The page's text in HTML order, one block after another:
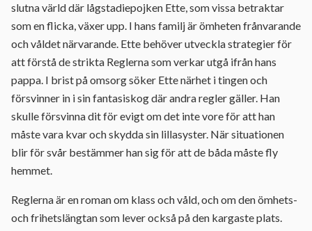
slutna värld där lågstadiepojken Ette, som vissa betraktar
som en flicka, växer upp. I hans familj är ömheten frånvarande
och våldet närvarande. Ette behöver utveckla strategier för
att förstå de strikta Reglerna som verkar utgå ifrån hans
pappa. I brist på omsorg söker Ette närhet i tingen och
försvinner in i sin fantasiskog där andra regler gäller. Han
skulle försvinna dit för evigt om det inte vore för att han
måste vara kvar och skydda sin lillasyster. När situationen
blir för svår bestämmer han sig för att de båda måste fly
hemmet.
Reglerna är en roman om klass och våld, och om den ömhets-
och frihetslängtan som lever också på den kargaste plats.